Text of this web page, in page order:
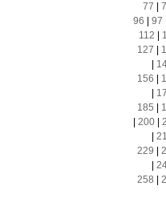
77
96
97
112
127
156
185
200|
229
258